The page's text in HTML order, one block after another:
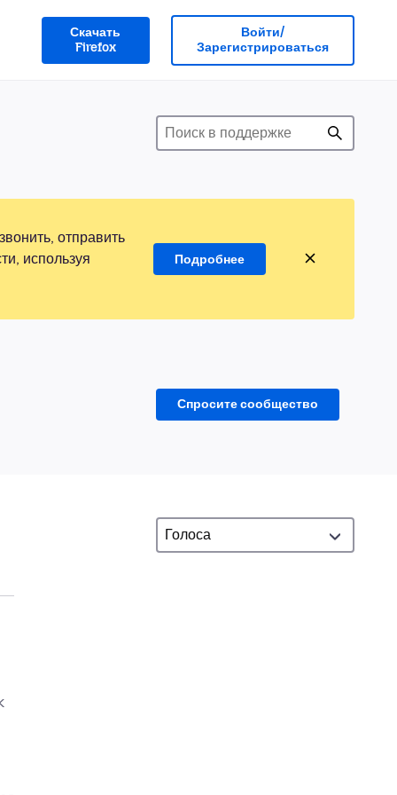
Скачать
Firefox
Войти/
Зарегистрироваться
отправить
используя
Подробнее
Спросите сообщество